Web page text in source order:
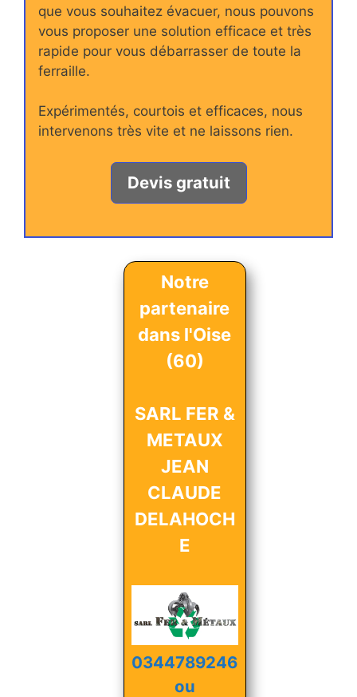
que vous souhaitez évacuer, nous pouvons
vous proposer une solution efficace et très
rapide pour vous débarrasser de toute la
ferraille.
Expérimentés, courtois et efficaces, nous
intervenons très vite et ne laissons rien.
Devis gratuit
Notre
partenaire
dans l'Oise
(60)
SARL FER &
METAUX
JEAN
CLAUDE
DELAHOCH
E
0344789246
ou